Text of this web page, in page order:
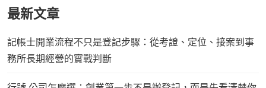
最新文章
記帳士開業流程不只是登記步驟：從考證、定位、接案到事
務所長期經營的實戰判斷